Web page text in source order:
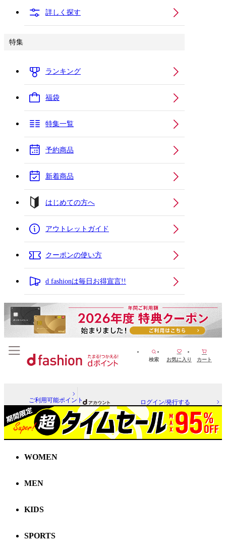
詳しく探す
特集
ランキング
福袋
特集一覧
予約商品
新着商品
はじめての方へ
アウトレットガイド
クーポンの使い方
d fashionは毎日お得宣言!!
検索 お気に入り カート
ご利用可能ポイント ログイン/発行する
WOMEN
MEN
KIDS
SPORTS